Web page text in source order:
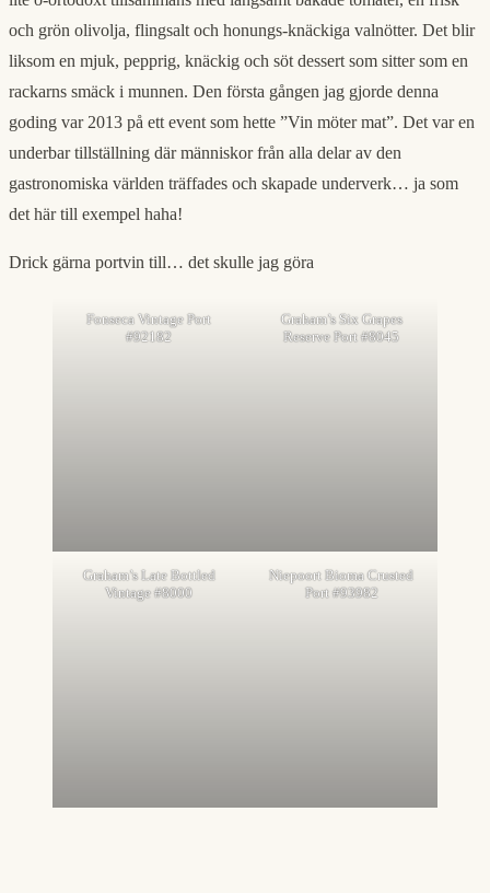
och grön olivolja, flingsalt och honungs-knäckiga valnötter. Det blir
liksom en mjuk, pepprig, knäckig och söt dessert som sitter som en
rackarns smäck i munnen. Den första gången jag gjorde denna
goding var 2013 på ett event som hette ”Vin möter mat”. Det var en
underbar tillställning där människor från alla delar av den
gastronomiska världen träffades och skapade underverk… ja som
det här till exempel haha!
Drick gärna portvin till… det skulle jag göra
Fonseca Vintage Port
#92182
Graham’s Six Grapes
Reserve Port #8045
Graham’s Late Bottled
Vintage #8000
Niepoort Bioma Crusted
Port #93982